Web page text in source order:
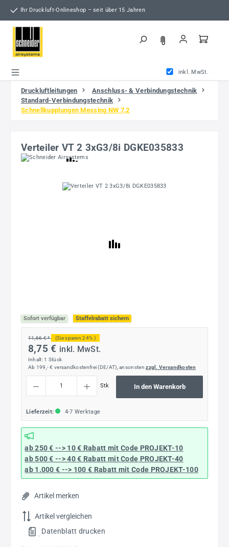
Zum Hauptinhalt springen
Ihr Druckluft-Onlineshop – seit über 15 Jahren
inkl. MwSt.
Druckluftleitungen
Anschluss- & Verbindungstechnik
Standard-Verbindungstechnik
Schnellkupplungen Messing NW 7,2
Verteiler VT 2 3xG3/8i DGKE035833
Bildergalerie überspringen
Sofort verfügbar Staffelrabatt sichern
11,66 € * (Sie sparen 24% )
8,75 € inkl. MwSt.
Inhalt: 1 Stück
Ab 199,- € versandkostenfrei (DE/AT), ansonstenzzgl. Versandkosten
Stk In den Warenkorb
Lieferzeit: 4-7 Werktage
ab 250 € --> 10 € Rabatt mit Code PROJEKT-10
ab 500 € --> 40 € Rabatt mit Code PROJEKT-40
ab 1.000 € --> 100 € Rabatt mit Code PROJEKT-100
Artikel merken
Artikel vergleichen
. Datenblatt drucken